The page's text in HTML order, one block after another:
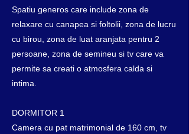
Spatiu generos care include zona de
relaxare cu canapea si foltolii, zona de lucru
cu birou, zona de luat aranjata pentru 2
persoane, zona de semineu si tv care va
permite sa creati o atmosfera calda si
intima.
DORMITOR 1
Camera cu pat matrimonial de 160 cm, tv